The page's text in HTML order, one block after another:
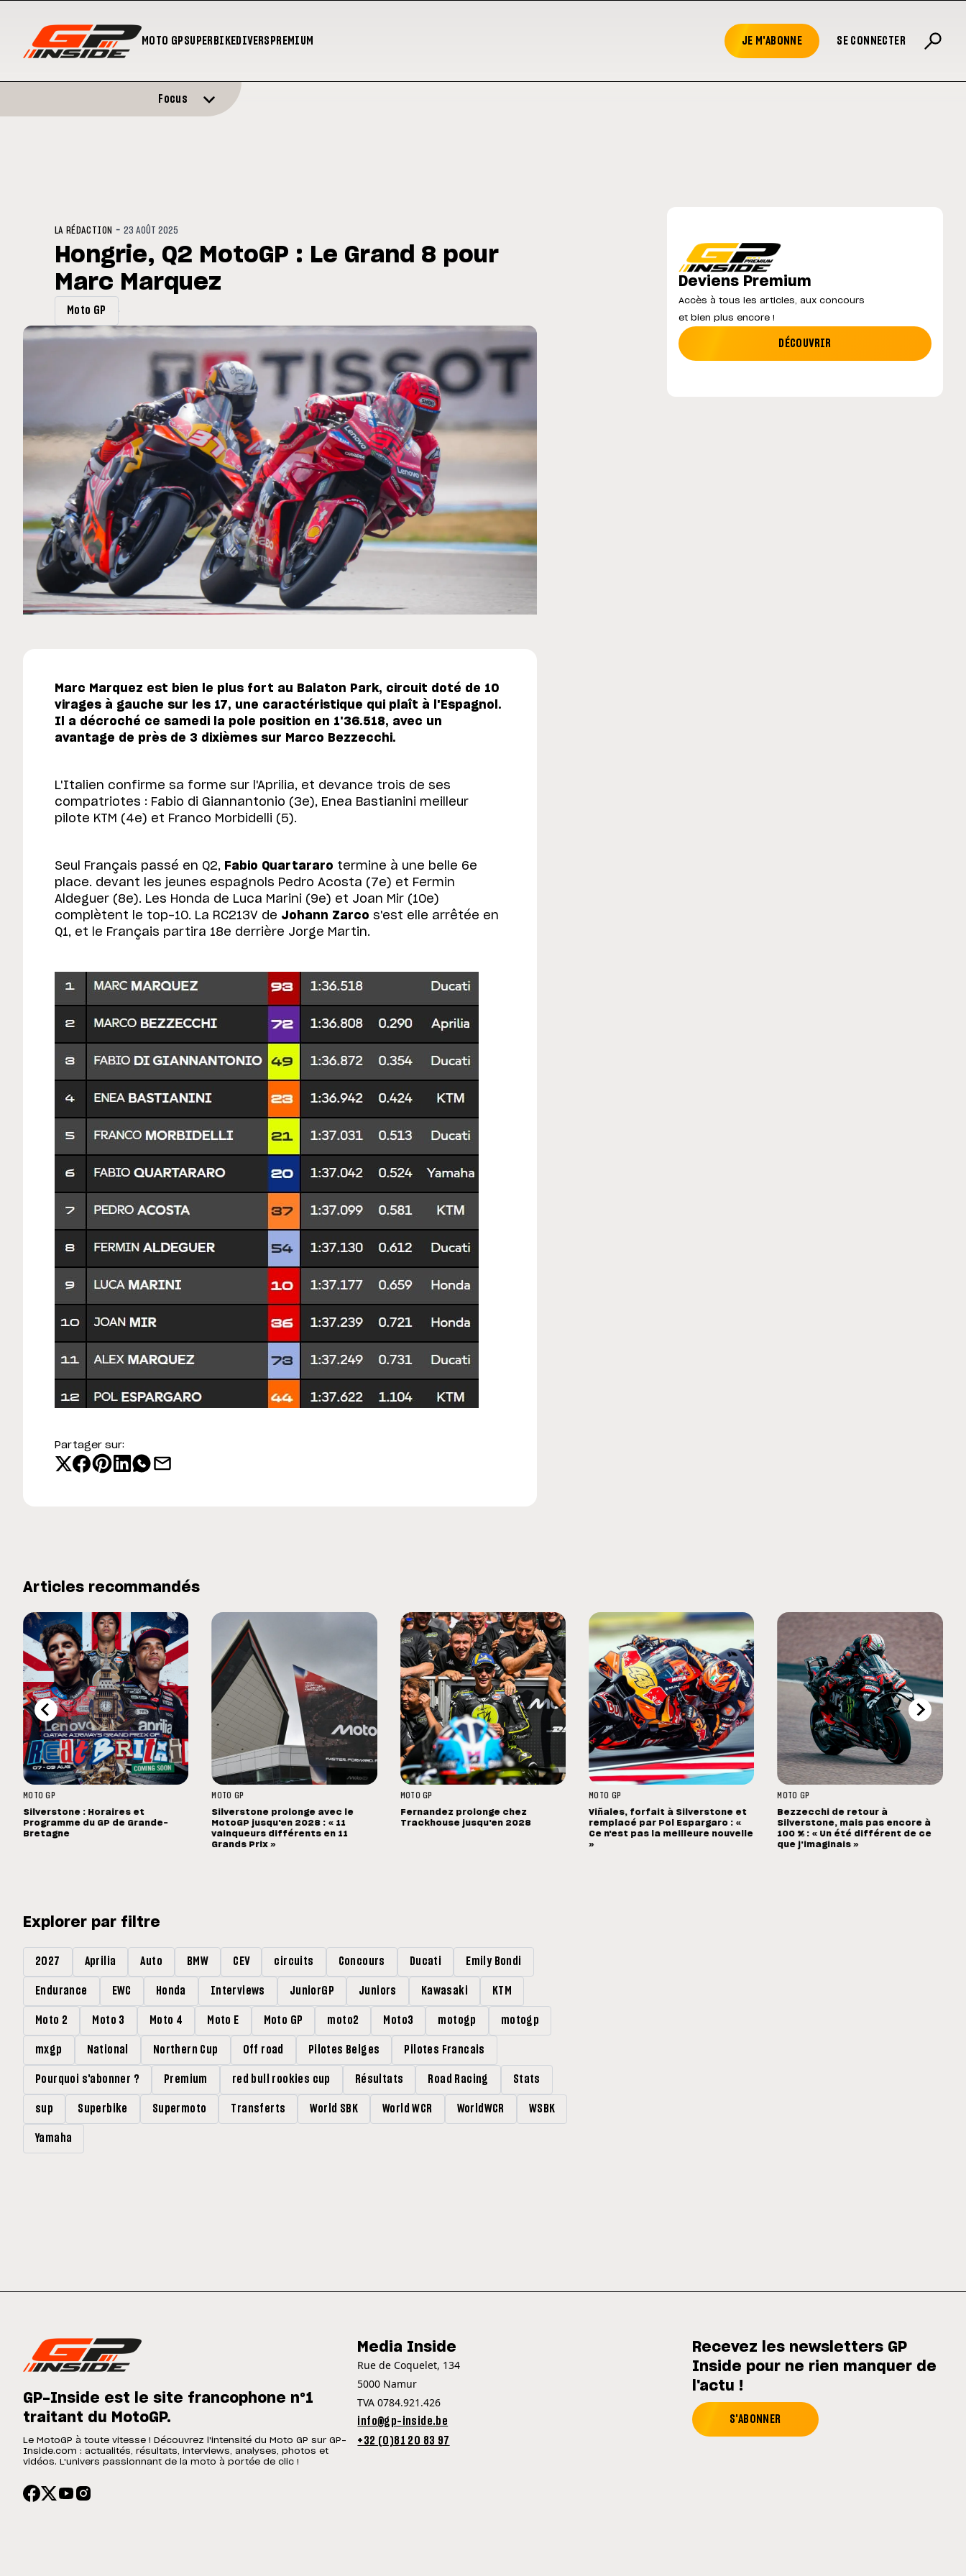
MOTO GPSUPERBIKEDIVERS PREMIUM JE M'ABONNE SE CONNECTER
MOTO GP
Grande-Bretagne
MOTO GP
Zarco évite l'opération et vise un retour en
septembre
MotoGP : les cinq constructeurs signent un
Focus
LA RÉDACTION -23 AOÛT 2025
Hongrie, Q2 MotoGP : Le Grand 8 pour
Marc Marquez
Moto GP
Marc Marquez est bien le plus fort au Balaton Park, circuit doté de 10
virages à gauche sur les 17, une caractéristique qui plaît à l'Espagnol.
Il a décroché ce samedi la pole position en 1'36.518, avec un
avantage de près de 3 dixièmes sur Marco Bezzecchi.
L'Italien confirme sa forme sur l'Aprilia, et devance trois de ses
compatriotes : Fabio di Giannantonio (3e), Enea Bastianini meilleur
pilote KTM (4e) et Franco Morbidelli (5).
Seul Français passé en Q2, Fabio Quartararo termine à une belle 6e
place. devant les jeunes espagnols Pedro Acosta (7e) et Fermin
Aldeguer (8e). Les Honda de Luca Marini (9e) et Joan Mir (10e)
complètent le top-10. La RC213V de Johann Zarco s'est elle arrêtée en
Q1, et le Français partira 18e derrière Jorge Martin.
Partager sur:
Deviens Premium
Accès à tous les articles, aux concours
et bien plus encore !
DÉCOUVRIR
Articles recommandés
MOTO GP
Silverstone : Horaires et
Programme du GP de Grande-
Bretagne
MOTO GP
Silverstone prolonge avec le
MotoGP jusqu'en 2028 : « 11
vainqueurs différents en 11
Grands Prix »
MOTO GP
Fernandez prolonge chez
Trackhouse jusqu'en 2028
MOTO GP
Viñales, forfait à Silverstone et
remplacé par Pol Espargaro : «
Ce n'est pas la meilleure nouvelle
»
MOTO GP
Bezzecchi de retour à
Silverstone, mais pas encore à
100 % : « Un été différent de ce
que j'imaginais »
Explorer par filtre
2027 Aprilia Auto BMW CEV circuits Concours Ducati Emily Bondi
Endurance EWC Honda Interviews JuniorGP Juniors Kawasaki KTM
Moto 2 Moto 3 Moto 4 Moto E Moto GP moto2 Moto3 motogp motogp
mxgp National Northern Cup Off road Pilotes Belges Pilotes Francais
Pourquoi s'abonner ? Premium red bull rookies cup Résultats Road Racing Stats
sup Superbike Supermoto Transferts World SBK World WCR WorldWCR WSBK
Yamaha
GP-Inside est le site francophone n°1
traitant du MotoGP.
Le MotoGP à toute vitesse ! Découvrez l'intensité du Moto GP sur GP-
Inside.com : actualités, résultats, interviews, analyses, photos et
vidéos. L'univers passionnant de la moto à portée de clic !
Media Inside
Rue de Coquelet, 134
5000 Namur
TVA 0784.921.426
info@gp-inside.be
+32 (0)81 20 83 97
Recevez les newsletters GP
Inside pour ne rien manquer de
l'actu !
S'ABONNER